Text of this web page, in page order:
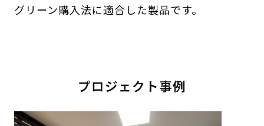
グリーン購入法に適合した製品です。
プロジェクト事例